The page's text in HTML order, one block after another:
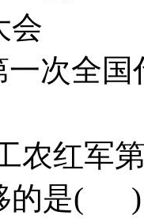
会
第一
农红军
的是( )